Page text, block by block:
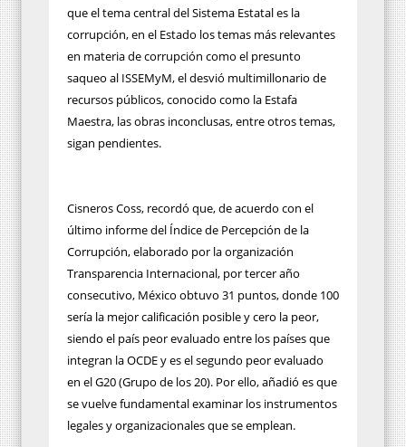
que el tema central del Sistema Estatal es la
corrupción, en el Estado los temas más relevantes
en materia de corrupción como el presunto
saqueo al ISSEMyM, el desvió multimillonario de
recursos públicos, conocido como la Estafa
Maestra, las obras inconclusas, entre otros temas,
sigan pendientes.
Cisneros Coss, recordó que, de acuerdo con el
último informe del Índice de Percepción de la
Corrupción, elaborado por la organización
Transparencia Internacional, por tercer año
consecutivo, México obtuvo 31 puntos, donde 100
sería la mejor calificación posible y cero la peor,
siendo el país peor evaluado entre los países que
integran la OCDE y es el segundo peor evaluado
en el G20 (Grupo de los 20). Por ello, añadió es que
se vuelve fundamental examinar los instrumentos
legales y organizacionales que se emplean.